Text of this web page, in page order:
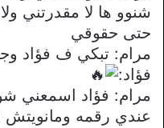
شنوو ها لا مقدرتني
حتى حقوقي
مرام: تبكي ف فؤاد
فؤاد:
مرام: فؤاد اسمعني
عندي رقمه